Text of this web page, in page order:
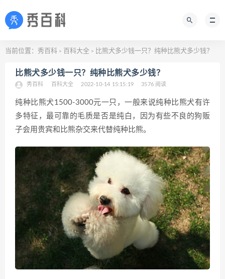
当前位置： 秀百科 > 百科大全 > 比熊犬多少钱一只？纯种比熊犬多少钱？
比熊犬多少钱一只？纯种比熊犬多少钱？
秀百科 百科大全 2022-10-14 15:15:19 3576 阅读
纯种比熊犬1500-3000元一只，一般来说纯种比熊犬有许
多特征，最可靠的毛质是否是纯白，因为有些不良的狗贩
子会用贵宾和比熊杂交来代替纯种比熊。